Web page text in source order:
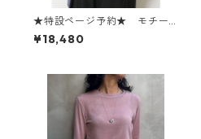
★特設ページ予約★ モチー
フリンクルpullover 8563- 69
0 BT chignon 039-2606
¥18,480